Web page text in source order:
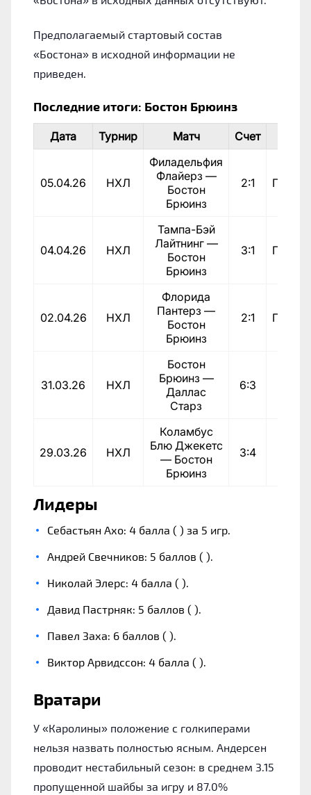
Предполагаемый стартовый состав
«Бостона» в исходной информации не
приведен.
Последние итоги: Бостон Брюинз
Дата Турнир Матч Счет
05.04.26 НХЛ
Филадельфия
Флайерз —
Бостон
Брюинз
2:1
04.04.26 НХЛ
Тампа-Бэй
Лайтнинг —
Бостон
Брюинз
3:1
02.04.26 НХЛ
Флорида
Пантерз —
Бостон
Брюинз
2:1
31.03.26 НХЛ
Бостон
Брюинз —
Даллас
Старз
6:3
29.03.26 НХЛ
Коламбус
Блю Джекетс
— Бостон
Брюинз
3:4
Лидеры
Себастьян Ахо: 4 балла ( ) за 5 игр.
Андрей Свечников: 5 баллов ( ).
Николай Элерс: 4 балла ( ).
Давид Пастрняк: 5 баллов ( ).
Павел Заха: 6 баллов ( ).
Виктор Арвидссон: 4 балла ( ).
Вратари
У «Каролины» положение с голкиперами
нельзя назвать полностью ясным. Андерсен
проводит нестабильный сезон: в среднем 3.15
пропущенной шайбы за игру и 87.0%